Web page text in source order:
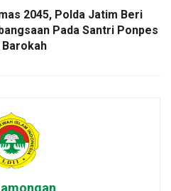
2045, Polda Jatim Beri
Pada Santri Ponpes
Barokah